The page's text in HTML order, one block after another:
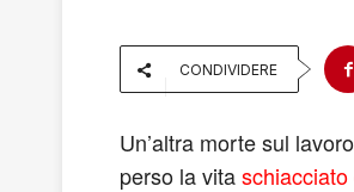
CONDIVIDERE
Un’altra morte sul
perso la vita